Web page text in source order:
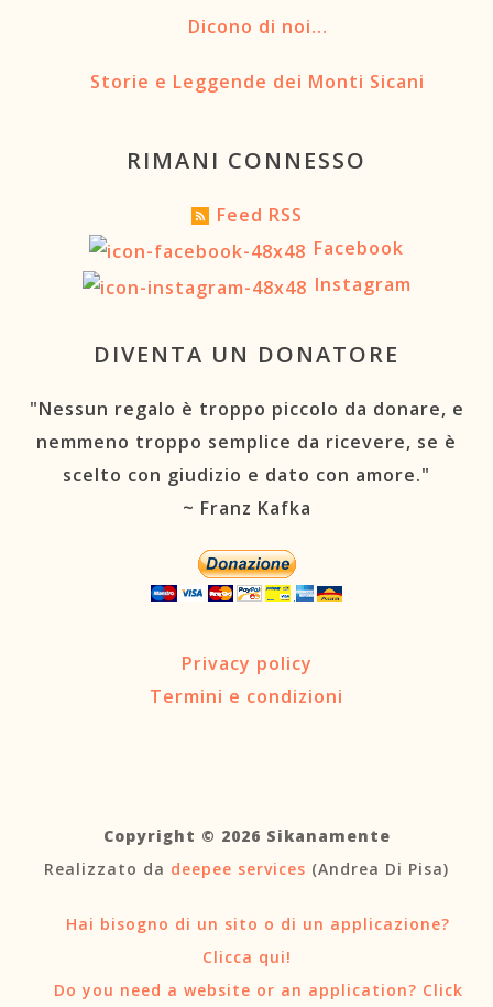
Dicono di noi…
Storie e Leggende dei Monti Sicani
RIMANI CONNESSO
Feed RSS
Facebook
Instagram
DIVENTA UN DONATORE
"Nessun regalo è troppo piccolo da donare, e
nemmeno troppo semplice da ricevere, se è
scelto con giudizio e dato con amore."
~ Franz Kafka
Privacy policy
Termini e condizioni
Copyright © 2026 Sikanamente
Realizzato da deepee services (Andrea Di Pisa)
Hai bisogno di un sito o di un applicazione?
Clicca qui!
Do you need a website or an application? Click